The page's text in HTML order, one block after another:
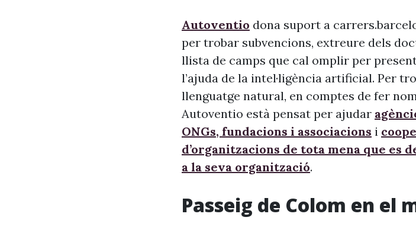
Autoventio dona suport a
per trobar subvencions, extreure dels
llista de camps que cal omplir per
l’ajuda de la intel·ligència artificial. Per
llenguatge natural, en comptes de fer
Autoventio està pensat per ajudar
ONGs, fundacions i associacions i
d’organitzacions de tota mena que es
a la seva organització.
Passeig de Colom en el